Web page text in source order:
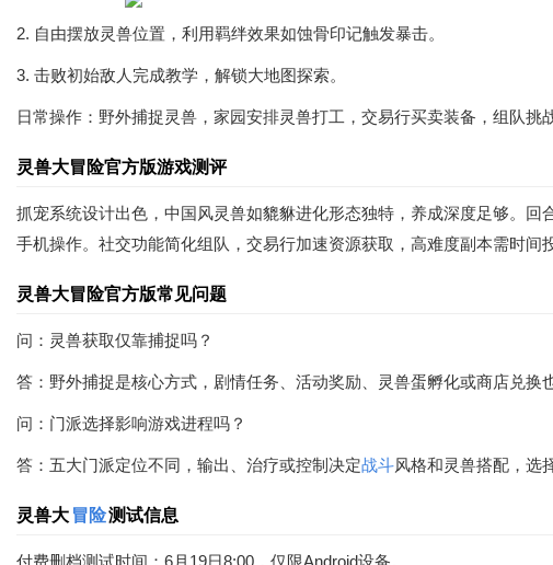
2. 自由摆放灵兽位置，利用羁绊效果如蚀骨印记触发暴击。
3. 击败初始敌人完成教学，解锁大地图探索。
日常操作：野外捕捉灵兽，家园安排灵兽打工，交易行买卖装备，组队挑
灵兽大冒险官方版游戏测评
抓宠系统设计出色，中国风灵兽如貔貅进化形态独特，养成深度足够。
手机操作。社交功能简化组队，交易行加速资源获取，高难度副本需时间
灵兽大冒险官方版常见问题
问：灵兽获取仅靠捕捉吗？
答：野外捕捉是核心方式，剧情任务、活动奖励、灵兽蛋孵化或商店兑换
问：门派选择影响游戏进程吗？
答：五大门派定位不同，输出、治疗或控制决定战斗风格和灵兽搭配，选
灵兽大 冒险测试信息
付费删档测试时间：6月19日8:00，仅限Android设备。